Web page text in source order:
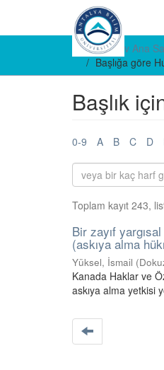
E-arşiv Ana
Başlığa göre
Başlık
0-9 A B C D
Toplam kayıt 243,
Bir zayıf
(askıya alma
Yüksel, İsmail (
Kanada Haklar ve
askıya alma yetkisi